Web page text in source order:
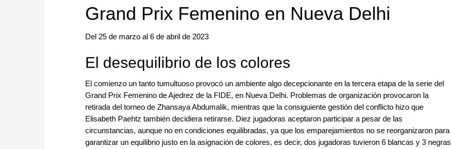
Grand Prix Femenino en Nueva Delhi
Del 25 de marzo al 6 de abril de 2023
El desequilibrio de los colores
El comienzo un tanto tumultuoso provocó un ambiente algo decepcionante en la tercera etapa de la serie del
Grand Prix Femenino de Ajedrez de la FIDE, en Nueva Delhi. Problemas de organización provocaron la
retirada del torneo de Zhansaya Abdumalik, mientras que la consiguiente gestión del conflicto hizo que
Elisabeth Paehtz también decidiera retirarse. Diez jugadoras aceptaron participar a pesar de las
circunstancias, aunque no en condiciones equilibradas, ya que los emparejamientos no se reorganizaron para
garantizar un equilibrio justo en la asignación de colores, es decir, dos jugadoras tuvieron 6 blancas y 3 negras